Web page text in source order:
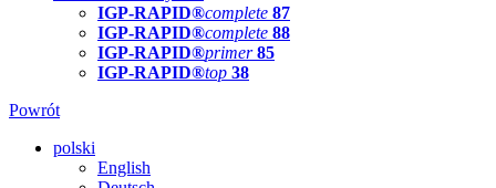
IGP-RAPID®complete 87
IGP-RAPID®complete 88
IGP-RAPID®primer 85
IGP-RAPID®top 38
Powrót
polski
English